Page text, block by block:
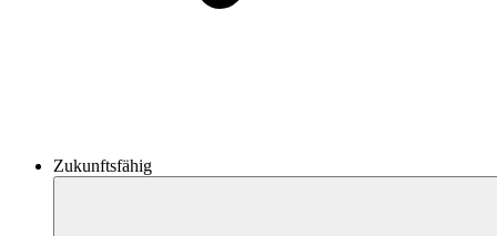
Zukunftsfähig